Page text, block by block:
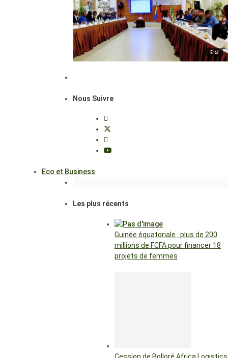
© dr
Nous Suivre
Eco et Business
Les plus récents
Guinée équatoriale : plus de 200
millions de FCFA pour financer 18
projets de femmes